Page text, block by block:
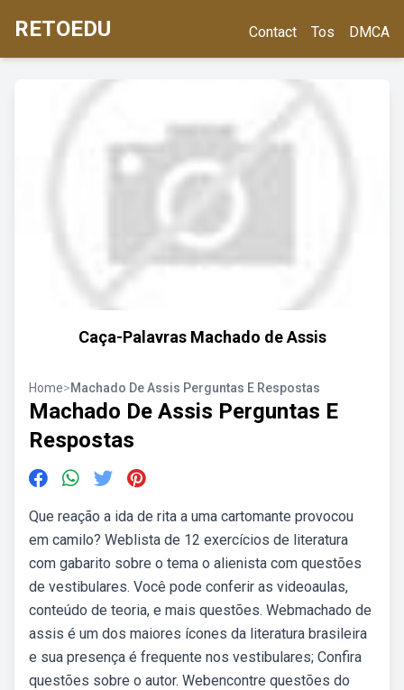
RETOEDU Contact Tos DMCA
Caça-Palavras Machado de Assis
Home>Machado De Assis Perguntas E Respostas
Machado De Assis Perguntas E
Respostas
Que reação a ida de rita a uma cartomante provocou
em camilo? Weblista de 12 exercícios de literatura
com gabarito sobre o tema o alienista com questões
de vestibulares. Você pode conferir as videoaulas,
conteúdo de teoria, e mais questões. Webmachado de
assis é um dos maiores ícones da literatura brasileira
e sua presença é frequente nos vestibulares; Confira
questões sobre o autor. Webencontre questões do